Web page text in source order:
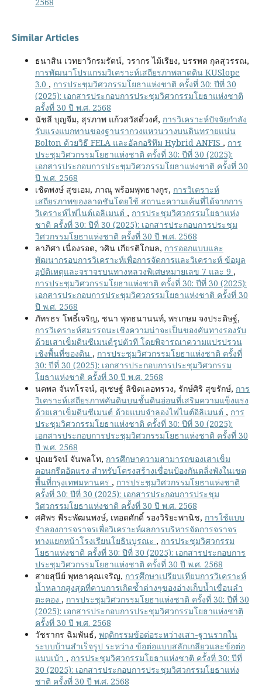
2568
Similar Articles
ธนาสิน เวทยาวิกรมรัตน์, วรากร ไม้เรียง, บรรพต กุลสุวรรณ,
การพัฒนาโปรแกรมวิเคราะห์เสถียรภาพลาดดิน KUSlope
3.0 , การประชุมวิศวกรรมโยธาแห่งชาติ ครั้งที่ 30: ปีที่ 30
(2025): เอกสารประกอบการประชุมวิศวกรรมโยธาแห่งชาติ
ครั้งที่ 30 ปี พ.ศ. 2568
นัชลี บุญจีม, สุรภาพ แก้วสวัสดิ์วงศ์, การวิเคราะห์ปัจจัยกำลัง
รับแรงแบกทานของฐานรากวงแหวนวางบนดินทรายแน่น
Bolton ด้วยวิธี FELA และอัลกอริทึม Hybrid ANFIS , การ
ประชุมวิศวกรรมโยธาแห่งชาติ ครั้งที่ 30: ปีที่ 30 (2025):
เอกสารประกอบการประชุมวิศวกรรมโยธาแห่งชาติ ครั้งที่ 30
ปี พ.ศ. 2568
เชิดพงษ์ สุขเอม, ภาณุ พร้อมพุทธางกูร, การวิเคราะห์
เสถียรภาพของลาดชันโดยใช้ สถานะความเค้นที่ได้จากการ
วิเคราะห์ไฟไนต์เอลิเมนต์ , การประชุมวิศวกรรมโยธาแห่ง
ชาติ ครั้งที่ 30: ปีที่ 30 (2025): เอกสารประกอบการประชุม
วิศวกรรมโยธาแห่งชาติ ครั้งที่ 30 ปี พ.ศ. 2568
ลาภิศา เนื่องรอด, วศิน เกียรติโกมล, การออกแบบและ
พัฒนากรอบการวิเคราะห์เพื่อการจัดการและวิเคราะห์ ข้อมูล
อุบัติเหตุและจราจรบนทางหลวงพิเศษหมายเลข 7 และ 9 ,
การประชุมวิศวกรรมโยธาแห่งชาติ ครั้งที่ 30: ปีที่ 30 (2025):
เอกสารประกอบการประชุมวิศวกรรมโยธาแห่งชาติ ครั้งที่ 30
ปี พ.ศ. 2568
ภัทรธร โพธิ์เจริญ, ชนา พุทธนานนท์, พรเกษม จงประดิษฐ์,
การวิเคราะห์สมรรถนะเชิงความน่าจะเป็นของคันทางรองรับ
ด้วยเสาเข็มดินซีเมนต์รูปตัวที โดยพิจารณาความแปรปรวน
เชิงพื้นที่ของดิน , การประชุมวิศวกรรมโยธาแห่งชาติ ครั้งที่
30: ปีที่ 30 (2025): เอกสารประกอบการประชุมวิศวกรรม
โยธาแห่งชาติ ครั้งที่ 30 ปี พ.ศ. 2568
นคพล จันทโรจน์, สุเชษฐ์ ลิขิตเลอทรวง, รักษ์ศิริ สุขรักษ์, การ
วิเคราะห์เสถียรภาพคันดินบนชั้นดินอ่อนที่เสริมความแข็งแรง
ด้วยเสาเข็มดินซีเมนต์ ด้วยแบบจำลองไฟไนต์อิลิเมนต์ , การ
ประชุมวิศวกรรมโยธาแห่งชาติ ครั้งที่ 30: ปีที่ 30 (2025):
เอกสารประกอบการประชุมวิศวกรรมโยธาแห่งชาติ ครั้งที่ 30
ปี พ.ศ. 2568
ปุณยวัจน์ จันพลโท, การศึกษาความสามารถของเสาเข็ม
คอนกรีตอัดแรง สำหรับโครงสร้างเขื่อนป้องกันตลิ่งพังในเขต
พื้นที่กรุงเทพมหานคร , การประชุมวิศวกรรมโยธาแห่งชาติ
ครั้งที่ 30: ปีที่ 30 (2025): เอกสารประกอบการประชุม
วิศวกรรมโยธาแห่งชาติ ครั้งที่ 30 ปี พ.ศ. 2568
ศศิพร พีระพัฒนพงษ์, เทอดศักดิ์ รองวิริยะพานิช, การใช้แบบ
จำลองการจราจรเพื่อวิเคราะห์ผลการบริหารจัดการจราจร
ทางแยกหน้าโรงเรียนโยธินบูรณะ , การประชุมวิศวกรรม
โยธาแห่งชาติ ครั้งที่ 30: ปีที่ 30 (2025): เอกสารประกอบการ
ประชุมวิศวกรรมโยธาแห่งชาติ ครั้งที่ 30 ปี พ.ศ. 2568
สายสุนีย์ พุทธาคุณเจริญ, การศึกษาเปรียบเทียบการวิเคราะห์
น้ำหลากสูงสุดที่คาบการเกิดซ้ำต่างๆของอ่างเก็บน้ำเขื่อนลำ
ตะคอง , การประชุมวิศวกรรมโยธาแห่งชาติ ครั้งที่ 30: ปีที่ 30
(2025): เอกสารประกอบการประชุมวิศวกรรมโยธาแห่งชาติ
ครั้งที่ 30 ปี พ.ศ. 2568
วัชรากร ฉิมพันธ์, พฤติกรรมข้อต่อระหว่างเสา-ฐานรากใน
ระบบบ้านสำเร็จรูป ระหว่าง ข้อต่อแบบสลักเกลียวและข้อต่อ
แบบเบ้า , การประชุมวิศวกรรมโยธาแห่งชาติ ครั้งที่ 30: ปีที่
30 (2025): เอกสารประกอบการประชุมวิศวกรรมโยธาแห่ง
ชาติ ครั้งที่ 30 ปี พ.ศ. 2568